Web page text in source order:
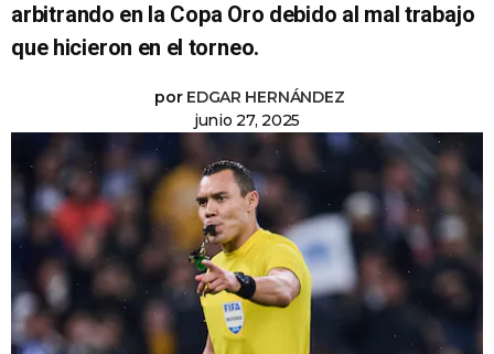
arbitrando en la Copa Oro debido al mal trabajo
que hicieron en el torneo.
por EDGAR HERNÁNDEZ
junio 27, 2025